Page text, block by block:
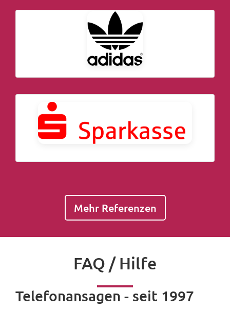
Mehr Referenzen
FAQ / Hilfe
Telefonansagen - seit 1997